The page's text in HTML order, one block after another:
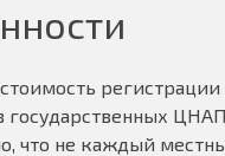
регистрации
государственных
что не каждый